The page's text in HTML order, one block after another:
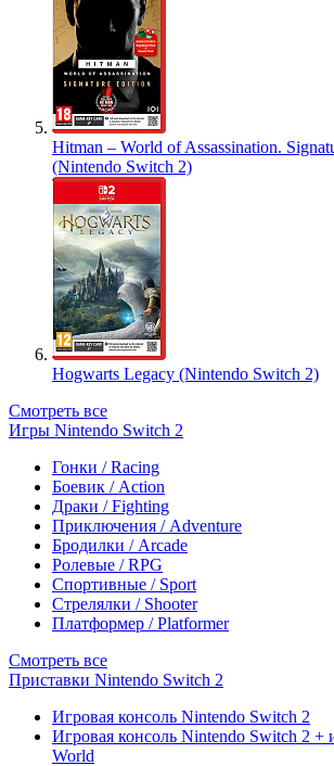
Hitman – World of Assassination.
(Nintendo Switch 2)
Hogwarts Legacy (Nintendo Switch 2)
Смотреть все
Игры Nintendo Switch 2
Гонки / Racing
Боевик / Action
Драки / Fighting
Приключения / Adventure
Бродилки / Arcade
Ролевые / RPG
Спортивные / Sport
Стрелялки / Shooter
Платформер / Platformer
Смотреть все
Приставки Nintendo Switch 2
Игровая консоль Nintendo Switch 2
Игровая консоль Nintendo Switch 2 +
World